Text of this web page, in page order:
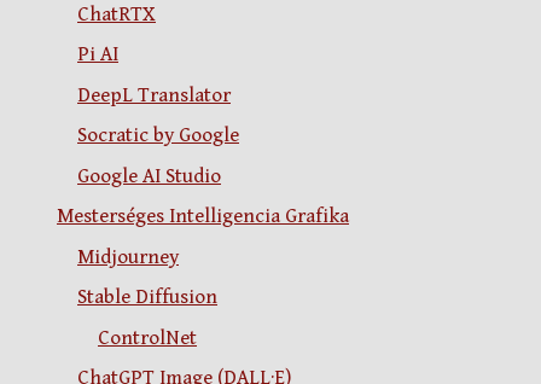
ChatRTX
Pi AI
DeepL Translator
Socratic by Google
Google AI Studio
Mesterséges Intelligencia Grafika
Midjourney
Stable Diffusion
ControlNet
ChatGPT Image (DALL·E)